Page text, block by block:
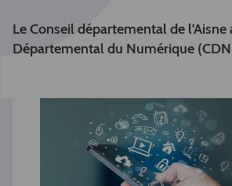
Le Conseil départemental de l'Aisne
Départemental du Numérique